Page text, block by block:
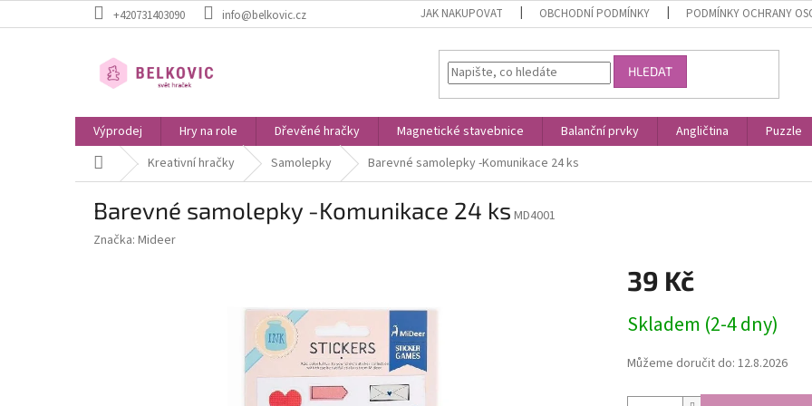
na
+420731403090 info@belkovic.cz JAK NAKUPOVAT OBCHODNÍ PODMÍNKY PODMÍNKY OCHRANY
HLEDAT
Výprodej Hry na role Dřevěné hračky Magnetické stavebnice Balanční prvky Angličtina Puzzle
Domů Kreativní hračky Samolepky Barevné samolepky -Komunikace 24 ks
Barevné samolepky -Komunikace 24 ks MD4001
Značka: Mideer
39 Kč
cena:
Skladem (2-4 dny)
Můžeme doručit do: 12.8.2026